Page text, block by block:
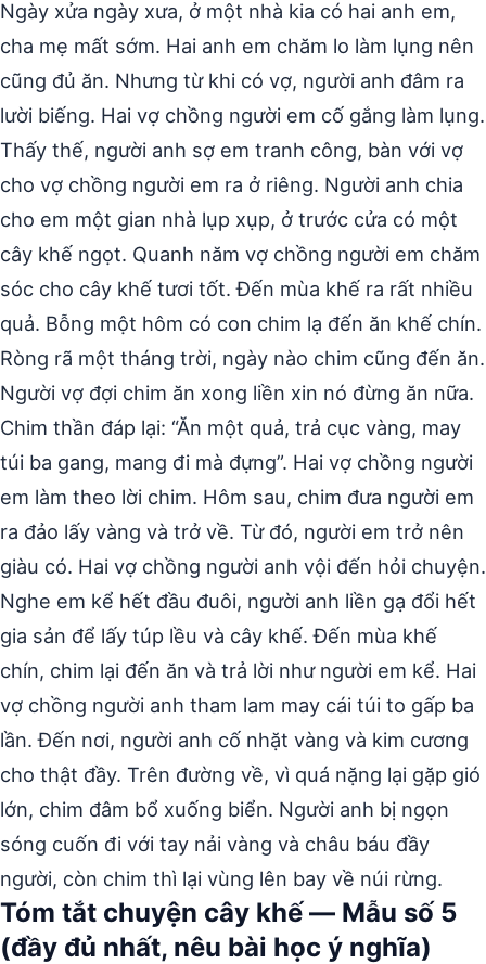
Ngày xửa ngày xưa, ở một nhà kia có hai anh em,
cha mẹ mất sớm. Hai anh em chăm lo làm lụng nên
cũng đủ ăn. Nhưng từ khi có vợ, người anh đâm ra
lười biếng. Hai vợ chồng người em cố gắng làm lụng.
Thấy thế, người anh sợ em tranh công, bàn với vợ
cho vợ chồng người em ra ở riêng. Người anh chia
cho em một gian nhà lụp xụp, ở trước cửa có một
cây khế ngọt. Quanh năm vợ chồng người em chăm
sóc cho cây khế tươi tốt. Đến mùa khế ra rất nhiều
quả. Bỗng một hôm có con chim lạ đến ăn khế chín.
Ròng rã một tháng trời, ngày nào chim cũng đến ăn.
Người vợ đợi chim ăn xong liền xin nó đừng ăn nữa.
Chim thần đáp lại: “Ăn một quả, trả cục vàng, may
túi ba gang, mang đi mà đựng”. Hai vợ chồng người
em làm theo lời chim. Hôm sau, chim đưa người em
ra đảo lấy vàng và trở về. Từ đó, người em trở nên
giàu có. Hai vợ chồng người anh vội đến hỏi chuyện.
Nghe em kể hết đầu đuôi, người anh liền gạ đổi hết
gia sản để lấy túp lều và cây khế. Đến mùa khế
chín, chim lại đến ăn và trả lời như người em kể. Hai
vợ chồng người anh tham lam may cái túi to gấp ba
lần. Đến nơi, người anh cố nhặt vàng và kim cương
cho thật đầy. Trên đường về, vì quá nặng lại gặp gió
lớn, chim đâm bổ xuống biển. Người anh bị ngọn
sóng cuốn đi với tay nải vàng và châu báu đầy
người, còn chim thì lại vùng lên bay về núi rừng.
Tóm tắt chuyện cây khế — Mẫu số 5
(đầy đủ nhất, nêu bài học ý nghĩa)